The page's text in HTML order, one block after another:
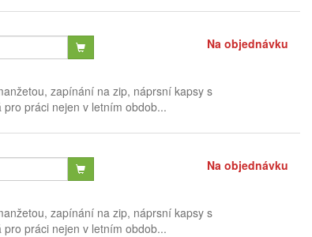
Na objednávku
zapínání na zip, náprsní kapsy s
práci nejen v letním obdob...
Na objednávku
zapínání na zip, náprsní kapsy s
práci nejen v letním obdob...